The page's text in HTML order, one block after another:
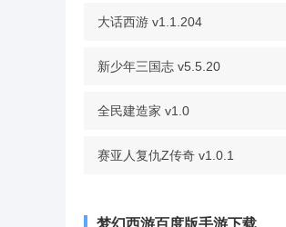
大话西游 v1.1.204
新少年三国志 v5.5.20
全民建造家 v1.0
赛亚人复仇Z传奇 v1.0.1
梦幻西游百度版手游下载